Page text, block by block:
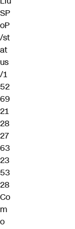
SP
oP
/st
at
us
/1
52
69
21
28
27
63
23
53
28
Co
m
o